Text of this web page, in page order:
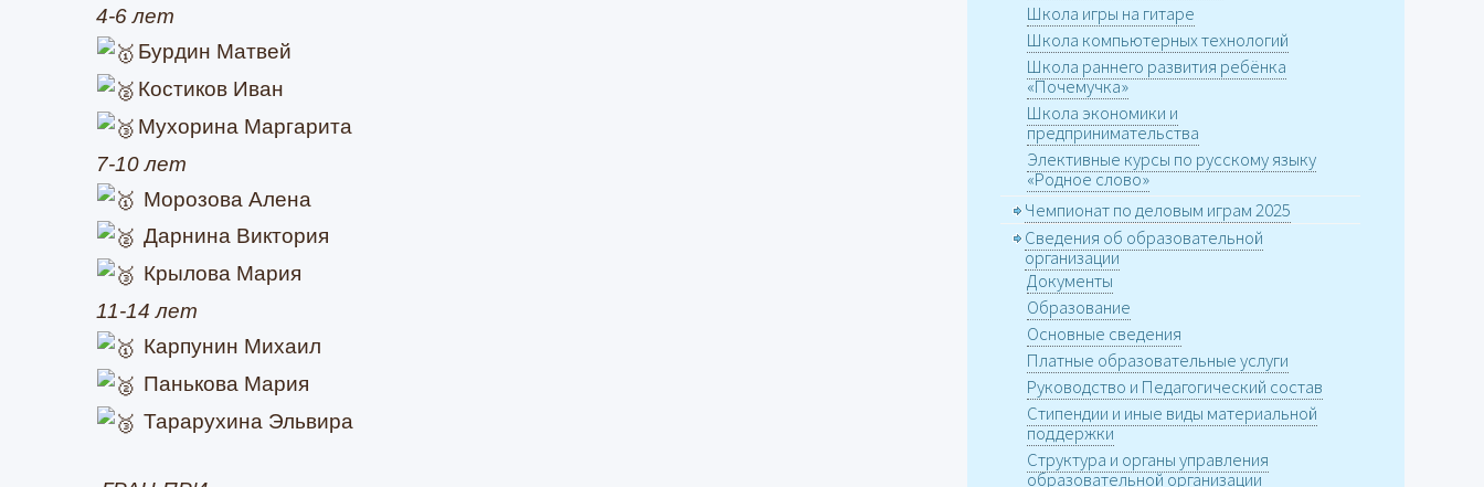
Школа игры на гитаре
Школа компьютерных технологий
Школа раннего развития ребёнка
«Почемучка»
Школа экономики и
предпринимательства
Элективные курсы по русскому языку
«Родное слово»
Чемпионат по деловым играм 2025
Сведения об образовательной
организации
Документы
Образование
Основные сведения
Платные образовательные услуги
Руководство и Педагогический состав
Стипендии и иные виды материальной
поддержки
Структура и органы управления
образовательной организации
4-6 лет
Бурдин Матвей
Костиков Иван
Мухорина Маргарита
7-10 лет
Морозова Алена
Дарнина Виктория
Крылова Мария
11-14 лет
Карпунин Михаил
Панькова Мария
Тарарухина Эльвира